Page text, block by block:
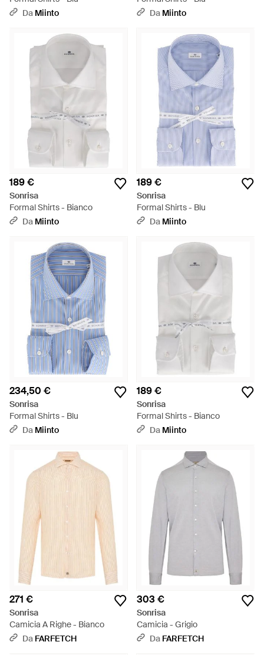
Da Miinto
Da Miinto
189 €
Sonrisa
Formal Shirts - Bianco
Da Miinto
189 €
Sonrisa
Formal Shirts - Blu
Da Miinto
234,50 €
Sonrisa
Formal Shirts - Blu
Da Miinto
189 €
Sonrisa
Formal Shirts - Bianco
Da Miinto
271 €
Sonrisa
Camicia A Righe - Bianco
Da FARFETCH
303 €
Sonrisa
Camicia - Grigio
Da FARFETCH